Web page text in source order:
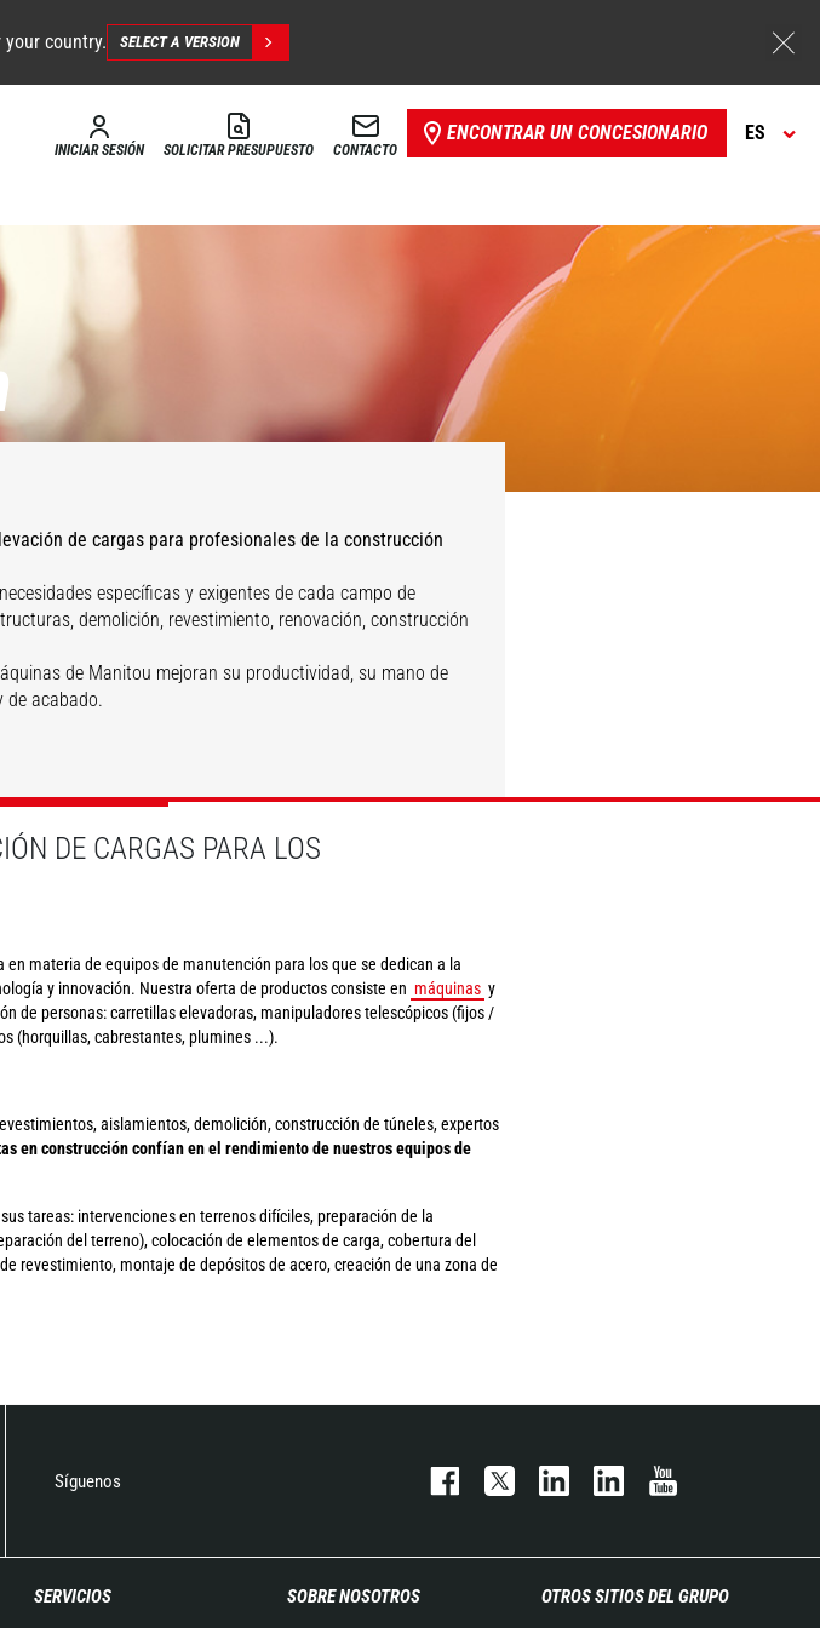
country. SELECT A VERSION
INICIAR SESIÓN SOLICITAR PRESUPUESTO CONTACTO
ENCONTRAR UN CONCESIONARIO ES
de cargas para profesionales de la construcción
específicas y exigentes de cada campo de
demolición, revestimiento, renovación, construcción
de Manitou mejoran su productividad, su mano de
de acabado.
Demolición
DE CARGAS PARA LOS
materia de equipos de manutención para los que se dedican a la
y innovación. Nuestra oferta de productos consiste en máquinas y
de personas: carretillas elevadoras, manipuladores telescópicos (fijos /
(horquillas, cabrestantes, plumines ...).
aislamientos, demolición, construcción de túneles, expertos
en construcción confían en el rendimiento de nuestros equipos de
tareas: intervenciones en terrenos difíciles, preparación de la
del terreno), colocación de elementos de carga, cobertura del
revestimiento, montaje de depósitos de acero, creación de una zona de
Síguenos
SERVICIOS SOBRE NOSOTROS OTROS SITIOS DEL GRUPO